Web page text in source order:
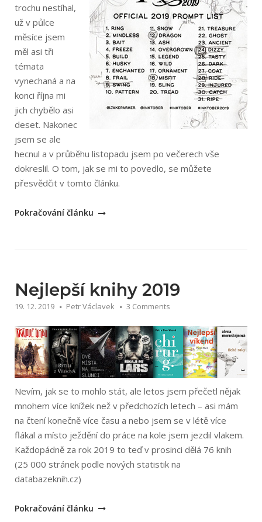
trochu nestíhal,
už v půlce
měsíce jsem
měl asi tři
témata
vynechaná a na
konci října mi
jich chybělo asi
deset. Nakonec
jsem se ale
hecnul a v průběhu listopadu jsem po večerech vše
dokreslil. O tom, jak se mi to povedlo, se můžete
přesvědčit v tomto článku.
„Inktober
Pokračování článku
Nejlepší knihy 2019
19. 12. 2019 Petr Václavek 3 Comments
Nevím, jak se to mohlo stát, ale letos jsem přečetl nějak
mnohem více knížek než v předchozích letech – asi mám
na čtení konečně více času a nebo jsem se v létě více
flákal a místo ježdění do práce na kole jsem jezdil vlakem.
Každopádně za rok 2019 to teď v prosinci dělá 76 knih
(25 000 stránek podle nových statistik na
databazeknih.cz)
„Nejlepší
Pokračování článku